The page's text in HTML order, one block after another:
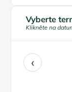
Vyberte
Klikněte na
‹